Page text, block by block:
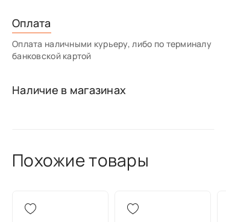
Оплата
Оплата наличными курьеру, либо по терминалу
банковской картой
Наличие в магазинах
Похожие товары